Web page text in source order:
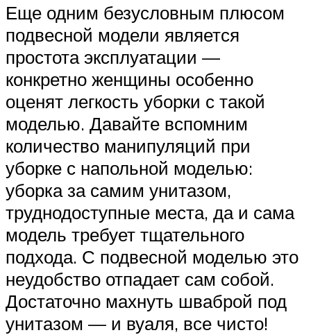
Еще одним безусловным плюсом
подвесной модели является
простота эксплуатации —
конкретно женщины особенно
оценят легкость уборки с такой
моделью. Давайте вспомним
количество манипуляций при
уборке с напольной моделью:
уборка за самим унитазом,
труднодоступные места, да и сама
модель требует тщательного
подхода. С подвесной моделью это
неудобство отпадает сам собой.
Достаточно махнуть шваброй под
унитазом — и вуаля, все чисто!